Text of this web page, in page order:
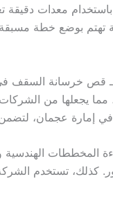
معدات
تهتم بوضع خطة
خرسانة السقف في
يجعلها من
إمارة عجمان،
المخططات
كذلك، تستخدم